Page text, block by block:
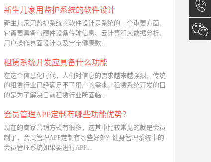
新生儿家用监护系统的软件设计
新生儿家用监护系统的软件设计是系统的一个重要方面，
它需要具备与硬件设备传输信息、云计算和大数据分析、
用户操作界面设计以及宝宝健康数...
租赁系统开发应具备什么功能
在这个信息化时代，人们对信息的需求越来越强烈，传统
的租赁行业已经满足不了用户的需求。租赁系统开发的目
的是为了解决目前租赁行业所面临...
会员管理APP定制有哪些功能优势？
现在的商家营销方式有很多，这其中比较常见的就是会员
制了，会员管理APP定制有哪些好处？健身管理系统中的
会员管理系统如果要进行APP...
在线咨
询